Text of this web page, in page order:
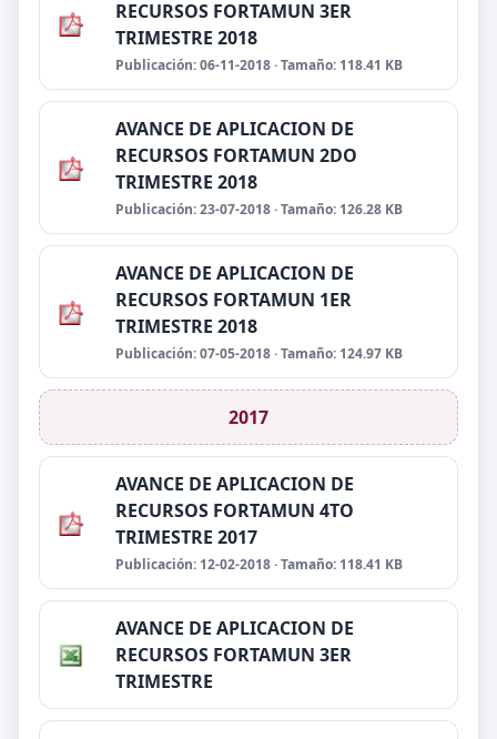
RECURSOS FORTAMUN 3ER
TRIMESTRE 2018
Publicación: 06-11-2018 · Tamaño: 118.41 KB
AVANCE DE APLICACION DE
RECURSOS FORTAMUN 2DO
TRIMESTRE 2018
Publicación: 23-07-2018 · Tamaño: 126.28 KB
AVANCE DE APLICACION DE
RECURSOS FORTAMUN 1ER
TRIMESTRE 2018
Publicación: 07-05-2018 · Tamaño: 124.97 KB
2017
AVANCE DE APLICACION DE
RECURSOS FORTAMUN 4TO
TRIMESTRE 2017
Publicación: 12-02-2018 · Tamaño: 118.41 KB
AVANCE DE APLICACION DE
RECURSOS FORTAMUN 3ER
TRIMESTRE